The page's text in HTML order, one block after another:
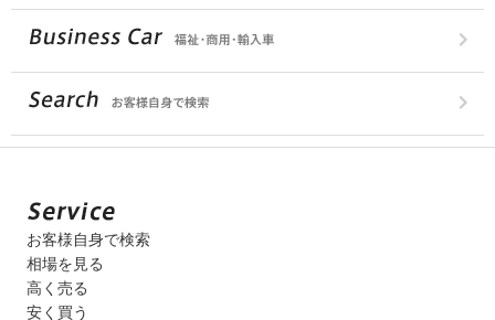
お客様自身で検索
相場を見る
高く売る
安く買う